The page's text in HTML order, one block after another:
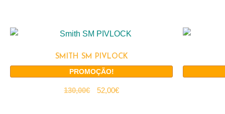
SMITH SM PIVLOCK
PROMOÇÃO!
130,00€ 52,00€